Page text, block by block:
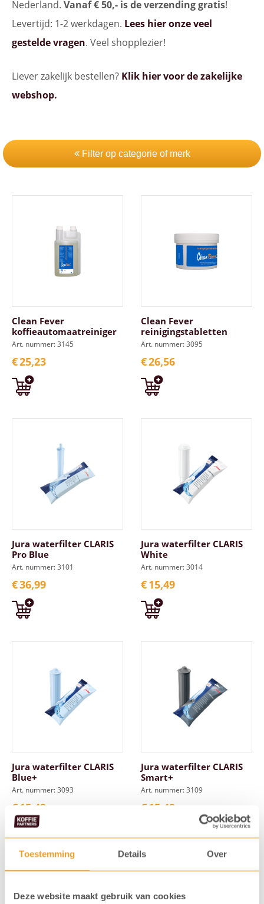
Toestemming Details Over
Deze website maakt gebruik van cookies
Nederland. Vanaf € 50,- is de verzending gratis!
Levertijd: 1-2 werkdagen. Lees hier onze veel
gestelde vragen. Veel shopplezier!
Liever zakelijk bestellen? Klik hier voor de zakelijke
webshop.
Filter op categorie of merk
Clean Fever
koffieautomaatreiniger
Art. nummer: 3145
€25,23
Clean Fever
reinigingstabletten
Art. nummer: 3095
€26,56
Jura waterfilter CLARIS
Pro Blue
Art. nummer: 3101
€36,99
Jura waterfilter CLARIS
White
Art. nummer: 3014
€15,49
Jura waterfilter CLARIS
Blue+
Art. nummer: 3093
€ 15,49
Jura waterfilter CLARIS
Smart+
Art. nummer: 3109
€ 15,49